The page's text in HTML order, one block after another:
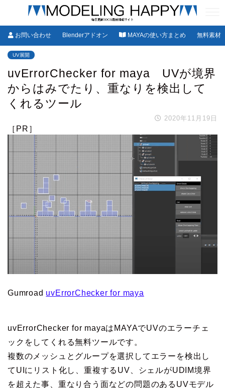
お問い合わせ Blenderアドオン MAYAの使い方まとめ 無料素材
UV展開
uvErrorChecker for maya UVが境界
からはみでたり、重なりを検出して
くれるツール
2020年11月19日
［PR］
Gumroad uvErrorChecker for maya
uvErrorChecker for mayaはMAYAでUVのエラーチェ
ックをしてくれる無料ツールです。
複数のメッシュとグループを選択してエラーを検出し
てUIにリスト化し、重複するUV、シェルがUDIM境界
を超えた事、重なり合う面などの問題のあるUVモデル